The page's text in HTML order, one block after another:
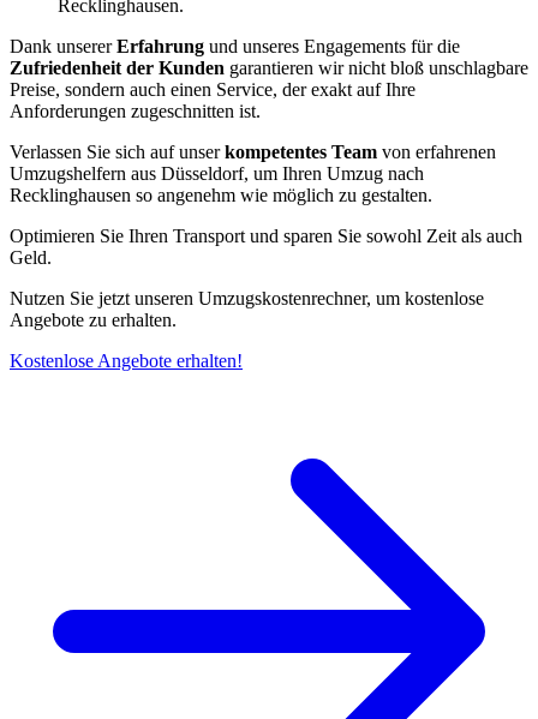
Recklinghausen.
Dank unsererErfahrung und unseres Engagements für die
Zufriedenheit der Kunden garantieren wir nicht bloß unschlagbare
Preise, sondern auch einen Service, der exakt auf Ihre
Anforderungen zugeschnitten ist.
Verlassen Sie sich auf unserkompetentes Team von erfahrenen
Umzugshelfern aus Düsseldorf, um Ihren Umzug nach
Recklinghausen so angenehm wie möglich zu gestalten.
Optimieren Sie Ihren Transport und sparen Sie sowohl Zeit als auch
Geld.
Nutzen Sie jetzt unseren Umzugskostenrechner, um kostenlose
Angebote zu erhalten.
Kostenlose Angebote erhalten!